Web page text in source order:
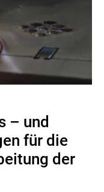
– und
für die
der